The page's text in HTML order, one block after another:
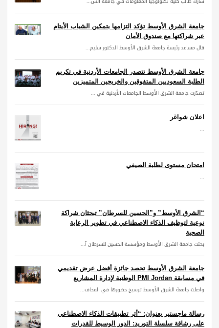
جامعة الشرق الأوسط تؤكد التزامها بتمكين الشباب الأيتام
عبر شراكتها مع صندوق الأمان
قال مساعد رئيسة جامعة الشرق الأوسط الدكتور سليم...
جامعة الشرق الأوسط تتصدر الجامعات الأردنية في تكريم
الطلبة السعوديين المتفوقين والخريجين المتميزين
تصدّرت جامعة الشرق الأوسط الجامعات الأردنية في ...
اعلان شواغر
...
امتحان مستوى لطلبة الصيفي
...
“الشرق الأوسط” و”الحسين للسرطان” تبحثان شراكة
نوعية لتوظيف الذكاء الاصطناعي في تطوير الرعاية
الصحية
بحثت جامعة الشرق الأوسط ومؤسسة الحسين للسرطان آ...
جامعة الشرق الأوسط تحصد جائزة أفضل عرض تقديمي
في مسابقة PMI Jordan الوطنية لإدارة المشاريع
واصلت جامعة الشرق الأوسط ترسيخ حضورها في المحاف...
رسالة ماجستير بعنوان: “أثر تطبيقات الذكاء الاصطناعي
على رشاقة سلسلة التوريد: الدور الوسيط للقدرات